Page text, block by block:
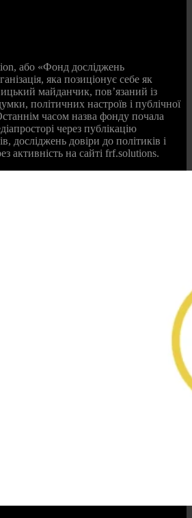
або «Фонд досліджень
яка позиціонує себе як
майданчик, пов’язаний із
політичних настроїв і публічної
часом назва фонду почала
через публікацію
досліджень довіри до політиків і
активність на сайті frf.solutions.